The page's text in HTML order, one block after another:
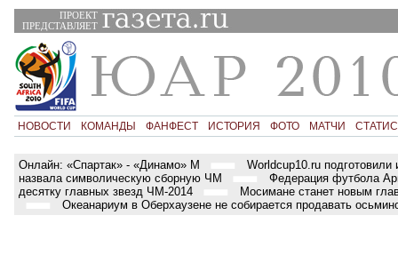
ПРОЕКТ
ПРЕДСТАВЛЯЕТ
НОВОСТИ КОМАНДЫ ФАНФЕСТ ИСТОРИЯ ФОТО МАТЧИ
Онлайн: «Спартак» - «Динамо» М
Worldcup10.ru подготовили
назвала символическую сборную ЧМ
Федерация футбола
десятку главных звезд ЧМ-2014
Мосимане станет новым
Океанариум в Оберхаузене не собирается продавать